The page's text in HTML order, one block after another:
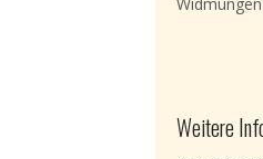
Weitere